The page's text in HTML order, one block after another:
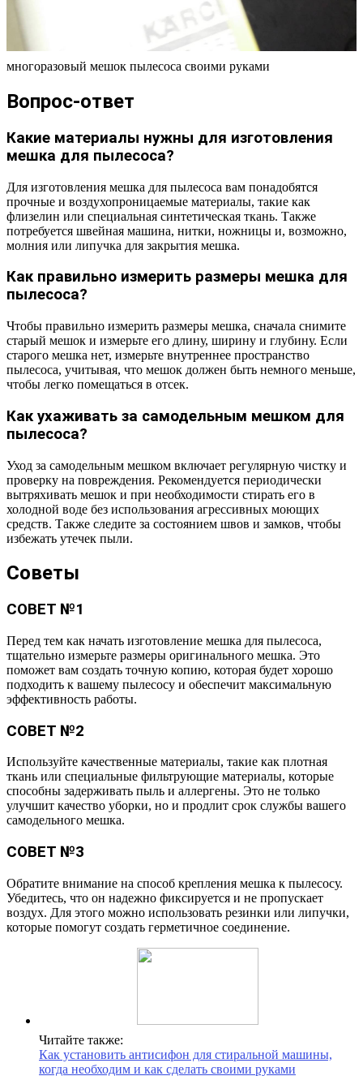
многоразовый мешок пылесоса своими руками
Вопрос-ответ
Какие материалы нужны для изготовления
мешка для пылесоса?
Для изготовления мешка для пылесоса вам понадобятся
прочные и воздухопроницаемые материалы, такие как
флизелин или специальная синтетическая ткань. Также
потребуется швейная машина, нитки, ножницы и, возможно,
молния или липучка для закрытия мешка.
Как правильно измерить размеры мешка для
пылесоса?
Чтобы правильно измерить размеры мешка, сначала снимите
старый мешок и измерьте его длину, ширину и глубину. Если
старого мешка нет, измерьте внутреннее пространство
пылесоса, учитывая, что мешок должен быть немного меньше,
чтобы легко помещаться в отсек.
Как ухаживать за самодельным мешком для
пылесоса?
Уход за самодельным мешком включает регулярную чистку и
проверку на повреждения. Рекомендуется периодически
вытряхивать мешок и при необходимости стирать его в
холодной воде без использования агрессивных моющих
средств. Также следите за состоянием швов и замков, чтобы
избежать утечек пыли.
Советы
СОВЕТ №1
Перед тем как начать изготовление мешка для пылесоса,
тщательно измерьте размеры оригинального мешка. Это
поможет вам создать точную копию, которая будет хорошо
подходить к вашему пылесосу и обеспечит максимальную
эффективность работы.
СОВЕТ №2
Используйте качественные материалы, такие как плотная
ткань или специальные фильтрующие материалы, которые
способны задерживать пыль и аллергены. Это не только
улучшит качество уборки, но и продлит срок службы вашего
самодельного мешка.
СОВЕТ №3
Обратите внимание на способ крепления мешка к пылесосу.
Убедитесь, что он надежно фиксируется и не пропускает
воздух. Для этого можно использовать резинки или липучки,
которые помогут создать герметичное соединение.
Читайте также:
Как установить антисифон для стиральной машины,
когда необходим и как сделать своими руками